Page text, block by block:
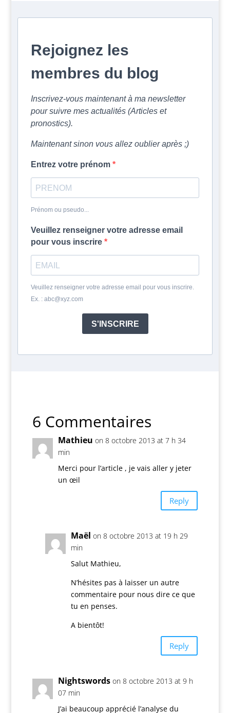
Rejoignez les
membres du blog
Inscrivez-vous maintenant à ma newsletter
pour suivre mes actualités (Articles et
pronostics).
Maintenant sinon vous allez oublier après ;)
Entrez votre prénom
Prénom ou pseudo...
Veuillez renseigner votre adresse email
pour vous inscrire
Veuillez renseigner votre adresse email pour vous inscrire.
Ex. : abc@xyz.com
S'INSCRIRE
6 Commentaires
Mathieu on 8 octobre 2013 at 7 h 34
min
Merci pour l’article , je vais aller y jeter
un œil
Reply
Maël on 8 octobre 2013 at 19 h 29
min
Salut Mathieu,
N’hésites pas à laisser un autre
commentaire pour nous dire ce que
tu en penses.
A bientôt!
Reply
Nightswords on 8 octobre 2013 at 9 h
07 min
J’ai beaucoup apprécié l’analyse du